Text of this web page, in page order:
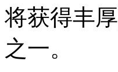
将获得丰
之一。